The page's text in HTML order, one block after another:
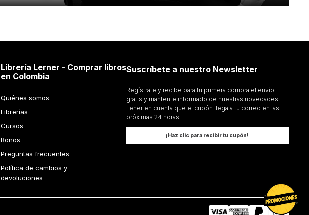
Librería Lerner - Comprar libros
en Colombia
Quiénes somos
Librerías
Cursos
Bonos
Preguntas frecuentes
Política de cambios y
devoluciones
Suscríbete a nuestro Newsletter
Regístrate y recibe para tu primera compra el envío
gratis y mantente informado de nuestras novedades.
Tener en cuenta que el cupón llega a tu correo en las
próximas 24 horas.
¡Haz clic para recibir tu cupón!